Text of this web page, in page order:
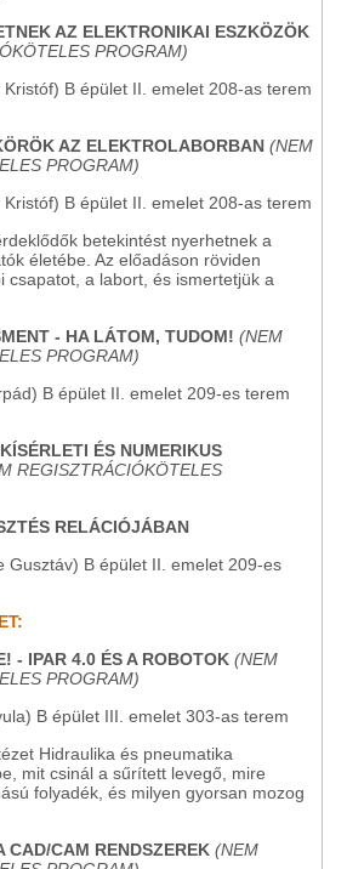
AZ ELEKTRONIKAI ESZKÖZÖK
PROGRAM)
B épület II. emelet 208-as terem
AZ ELEKTROLABORBAN (NEM
PROGRAM)
B épület II. emelet 208-as terem
betekintést nyerhetnek a
életébe. Az előadáson röviden
csapatot, a labort, és ismertetjük a
- HA LÁTOM, TUDOM! (NEM
PROGRAM)
B épület II. emelet 209-es terem
ÉS NUMERIKUS
REGISZTRÁCIÓKÖTELES
RELÁCIÓJÁBAN
Gusztáv) B épület II. emelet 209-es
- IPAR 4.0 ÉS A ROBOTOK (NEM
PROGRAM)
B épület III. emelet 303-as terem
Hidraulika és pneumatika
mit csinál a sűrített levegő, mire
folyadék, és milyen gyorsan mozog
CAD/CAM RENDSZEREK (NEM